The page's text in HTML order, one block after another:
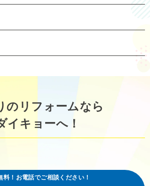
のリフォームなら
イキョーへ！
料！お電話でご相談ください！